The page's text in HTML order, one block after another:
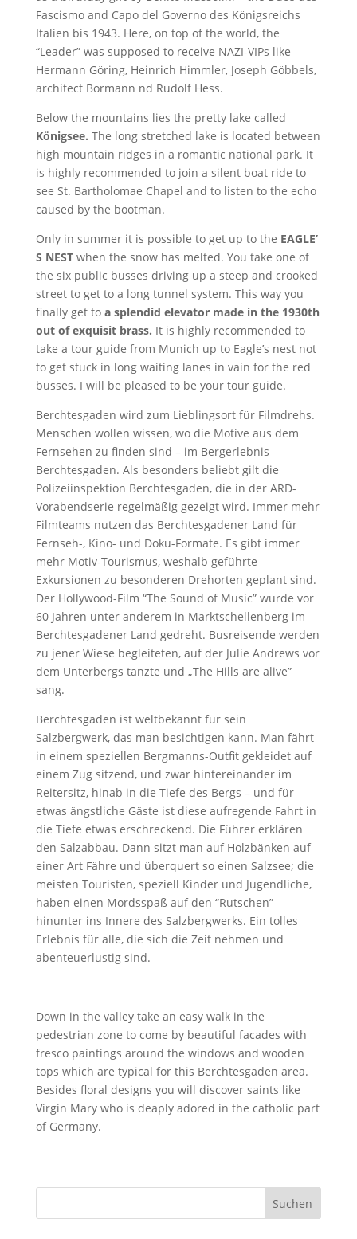
Fascismo and Capo del Governo des Königsreichs
Italien bis 1943. Here, on top of the world, the
“Leader” was supposed to receive NAZI-VIPs like
Hermann Göring, Heinrich Himmler, Joseph Göbbels,
architect Bormann nd Rudolf Hess.
Below the mountains lies the pretty lake called
Königsee. The long stretched lake is located between
high mountain ridges in a romantic national park. It
is highly recommended to join a silent boat ride to
see St. Bartholomae Chapel and to listen to the echo
caused by the bootman.
Only in summer it is possible to get up to the EAGLE’
S NEST when the snow has melted. You take one of
the six public busses driving up a steep and crooked
street to get to a long tunnel system. This way you
finally get to a splendid elevator made in the 1930th
out of exquisit brass. It is highly recommended to
take a tour guide from Munich up to Eagle’s nest not
to get stuck in long waiting lanes in vain for the red
busses. I will be pleased to be your tour guide.
Berchtesgaden wird zum Lieblingsort für Filmdrehs.
Menschen wollen wissen, wo die Motive aus dem
Fernsehen zu finden sind – im Bergerlebnis
Berchtesgaden. Als besonders beliebt gilt die
Polizeiinspektion Berchtesgaden, die in der ARD-
Vorabendserie regelmäßig gezeigt wird. Immer mehr
Filmteams nutzen das Berchtesgadener Land für
Fernseh-, Kino- und Doku-Formate. Es gibt immer
mehr Motiv-Tourismus, weshalb geführte
Exkursionen zu besonderen Drehorten geplant sind.
Der Hollywood-Film “The Sound of Music” wurde vor
60 Jahren unter anderem in Marktschellenberg im
Berchtesgadener Land gedreht. Busreisende werden
zu jener Wiese begleiteten, auf der Julie Andrews vor
dem Unterbergs tanzte und „The Hills are alive”
sang.
Berchtesgaden ist weltbekannt für sein
Salzbergwerk, das man besichtigen kann. Man fährt
in einem speziellen Bergmanns-Outfit gekleidet auf
einem Zug sitzend, und zwar hintereinander im
Reitersitz, hinab in die Tiefe des Bergs – und für
etwas ängstliche Gäste ist diese aufregende Fahrt in
die Tiefe etwas erschreckend. Die Führer erklären
den Salzabbau. Dann sitzt man auf Holzbänken auf
einer Art Fähre und überquert so einen Salzsee; die
meisten Touristen, speziell Kinder und Jugendliche,
haben einen Mordsspaß auf den “Rutschen”
hinunter ins Innere des Salzbergwerks. Ein tolles
Erlebnis für alle, die sich die Zeit nehmen und
abenteuerlustig sind.
Down in the valley take an easy walk in the
pedestrian zone to come by beautiful facades with
fresco paintings around the windows and wooden
tops which are typical for this Berchtesgaden area.
Besides floral designs you will discover saints like
Virgin Mary who is deaply adored in the catholic part
of Germany.